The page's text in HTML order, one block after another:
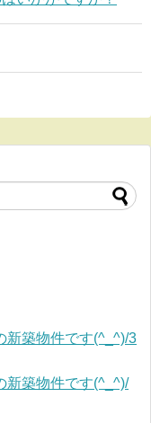
新築物件です(^_^)/3
新築物件です(^_^)/